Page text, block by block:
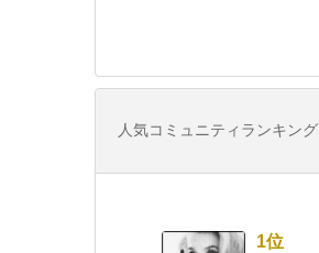
人気コミュニティランキング
1位